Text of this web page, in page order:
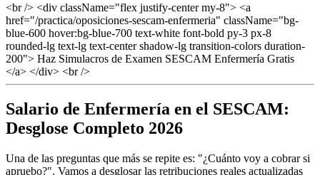
<br /> <div className="flex justify-center my-8"> <a
href="/practica/oposiciones-sescam-enfermeria" className="bg-
blue-600 hover:bg-blue-700 text-white font-bold py-3 px-8
rounded-lg text-lg text-center shadow-lg transition-colors duration-
200"> Haz Simulacros de Examen SESCAM Enfermería Gratis
</a> </div> <br />
Salario de Enfermería en el SESCAM:
Desglose Completo 2026
Una de las preguntas que más se repite es: "¿Cuánto voy a cobrar si
apruebo?". Vamos a desglosar las retribuciones reales actualizadas